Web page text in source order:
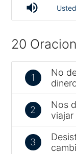
volume_up
20
1
No
2
Nos
viajar
3